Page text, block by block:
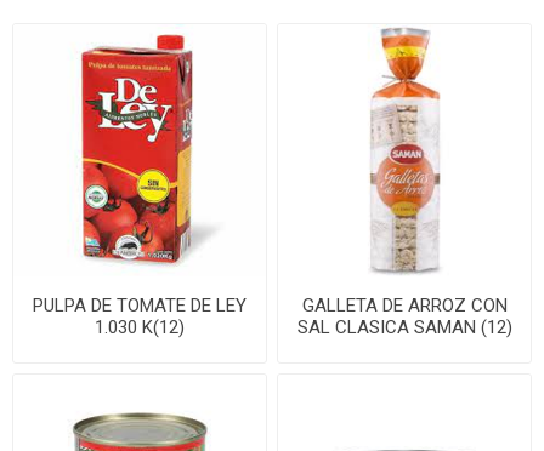
PULPA DE TOMATE DE LEY
1.030 K(12)
GALLETA DE ARROZ CON
SAL CLASICA SAMAN (12)